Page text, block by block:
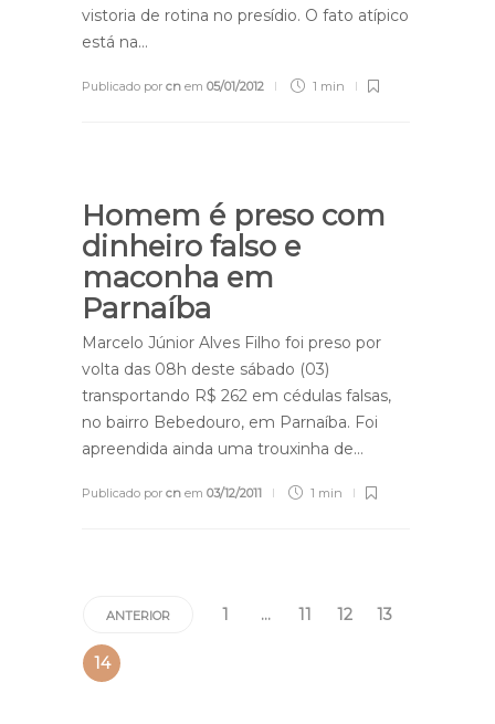
vistoria de rotina no presídio. O fato atípico
está na…
Publicado por cn em 05/01/2012 1 min
Homem é preso com
dinheiro falso e
maconha em
Parnaíba
Marcelo Júnior Alves Filho foi preso por
volta das 08h deste sábado (03)
transportando R$ 262 em cédulas falsas,
no bairro Bebedouro, em Parnaíba. Foi
apreendida ainda uma trouxinha de…
Publicado por cn em 03/12/2011 1 min
ANTERIOR 1 … 11 12 13
14